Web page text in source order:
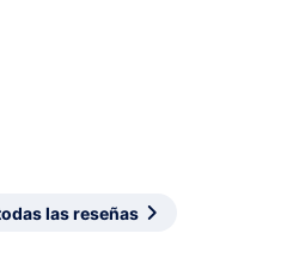
las reseñas